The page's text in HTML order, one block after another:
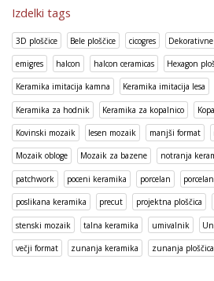
Izdelki tags
3D ploščice Bele ploščice cicogres
emigres halcon halcon ceramicas Hexagon
Keramika imitacija kamna Keramika imitacija lesa
Keramika za hodnik Keramika za kopalnico
Kovinski mozaik lesen mozaik manjši format
Mozaik obloge Mozaik za bazene notranja
patchwork poceni keramika porcelan
poslikana keramika precut projektna ploščica
stenski mozaik talna keramika umivalnik
večji format zunanja keramika zunanja ploščica